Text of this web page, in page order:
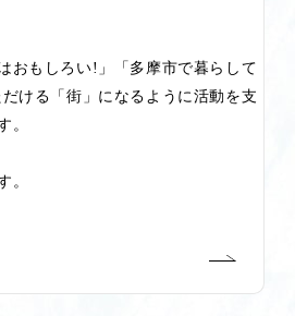
おもしろい! 」「多摩市で暮らして
だける「街」になるように活動を支
。
。